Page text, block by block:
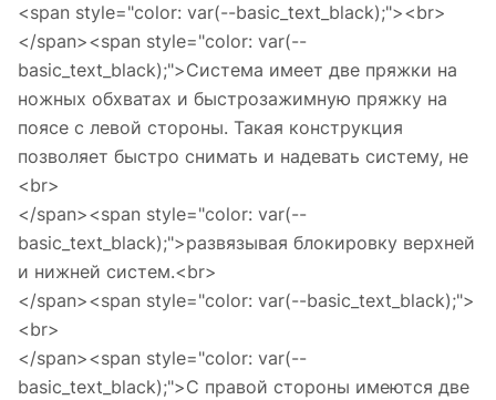
<span style="color: var(--basic_text_black);"><br>
</span><span style="color: var(--
basic_text_black);">Система имеет две пряжки на
ножных обхватах и быстрозажимную пряжку на
поясе с левой стороны. Такая конструкция
позволяет быстро снимать и надевать систему, не
<br>
</span><span style="color: var(--
basic_text_black);">развязывая блокировку верхней
и нижней систем.<br>
</span><span style="color: var(--basic_text_black);">
<br>
</span><span style="color: var(--
basic_text_black);">С правой стороны имеются две